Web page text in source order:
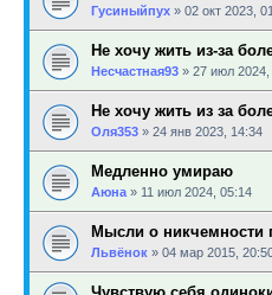
Гусиныйпух » 02 окт 2023,
Не хочу жить из-за
Несчастная93 » 27 июл 2024,
Не хочу жить из за
Оля353 » 24 янв 2023, 14:34
Медленно умираю
Аюна » 11 июл 2024, 05:14
Мысли о никчемности
Львёнок » 04 мар 2015,